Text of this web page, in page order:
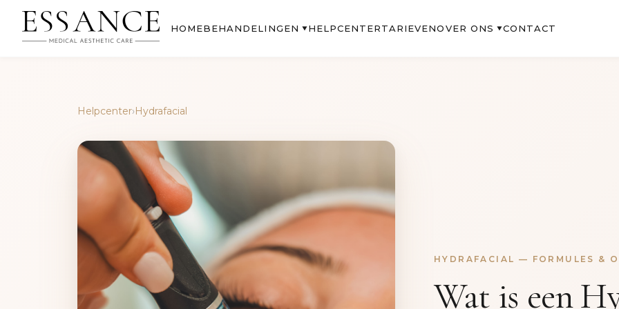
HOMEBEHANDELINGEN ▼ HELPCENTERTARIEVENOVER ONS ▼CONTACT
Helpcenter›Hydrafacial
HYDRAFACIAL — FORMULES &
Wat is een